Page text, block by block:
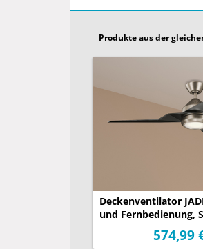
Produkte aus der
Deckenventilator
und Fernbedienung,
Silber, Ø 152cm574,99